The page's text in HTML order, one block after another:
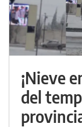
¡Nieve
del